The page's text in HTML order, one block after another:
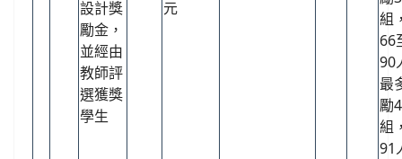
設計獎
勵金，
並經由
教師評
選獲獎
學生
元
組
66
90
最
勵4
組
91